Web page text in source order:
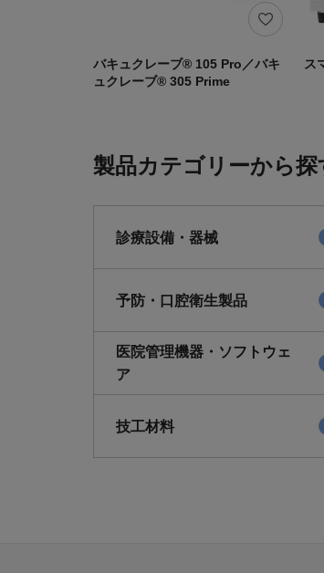
バキュクレーブ® 105 Pro／バキ
ュクレーブ® 305 Prime
ス
製品カテゴリーから探
診療設備・器械
予防・口腔衛生製品
医院管理機器・ソフトウェ
ア
技工材料